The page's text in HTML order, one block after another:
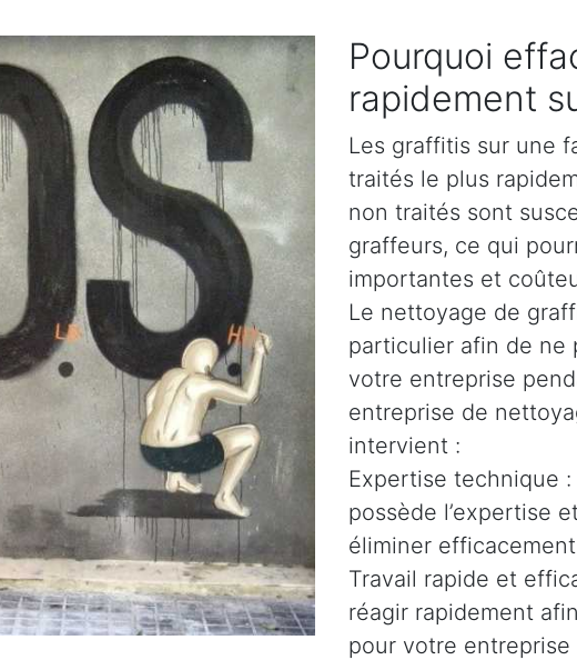
Pourquoi
rapidement
Les graffitis sur une
traités le plus
non traités sont
graffeurs, ce qui
importantes et
Le nettoyage de
particulier afin de ne
votre entreprise
entreprise de
intervient :
Expertise technique
possède l’expertise
éliminer
Travail rapide et
réagir rapidement
pour votre entreprise